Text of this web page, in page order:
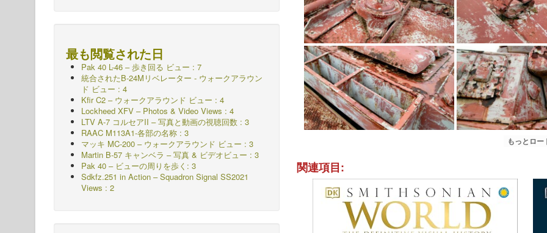
もっとロー
関連項目:
最も閲覧された日
Pak 40 L-46 – 歩き回る ビュー : 7
統合されたB-24Mリベレーター - ウォークアラウン
ド ビュー : 4
Kfir C2 – ウォークアラウンド ビュー : 4
Lockheed XFV – Photos & Video Views : 4
LTV A-7 コルセアII – 写真と動画の視聴回数 : 3
RAAC M113A1-各部の名称 : 3
マッキ MC-200 – ウォークアラウンド ビュー : 3
Martin B-57 キャンベラ – 写真 & ビデオビュー : 3
Pak 40 – ビューの周りを歩く: 3
Sdkfz.251 in Action – Squadron Signal SS2021
Views : 2